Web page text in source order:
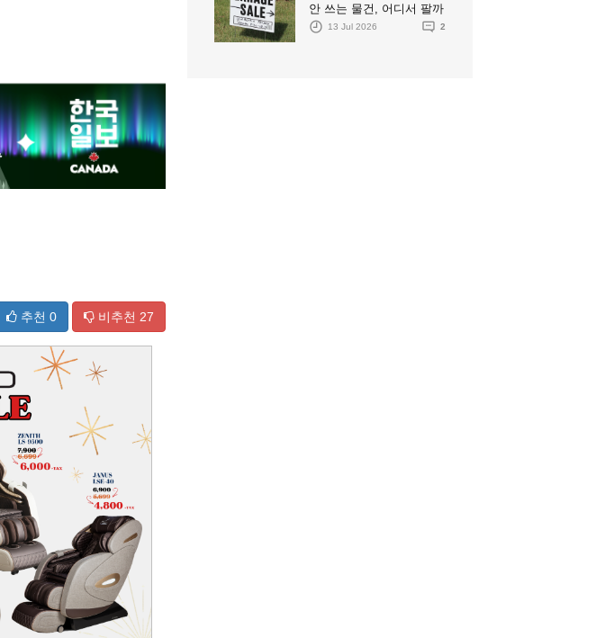
추천 0 비추천 27
안 쓰는 물건, 어디서 팔까
13 Jul 2026 2